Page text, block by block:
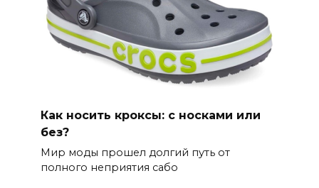
Как носить кроксы: с носками или
без?
Мир моды прошел долгий путь от
полного неприятия сабо